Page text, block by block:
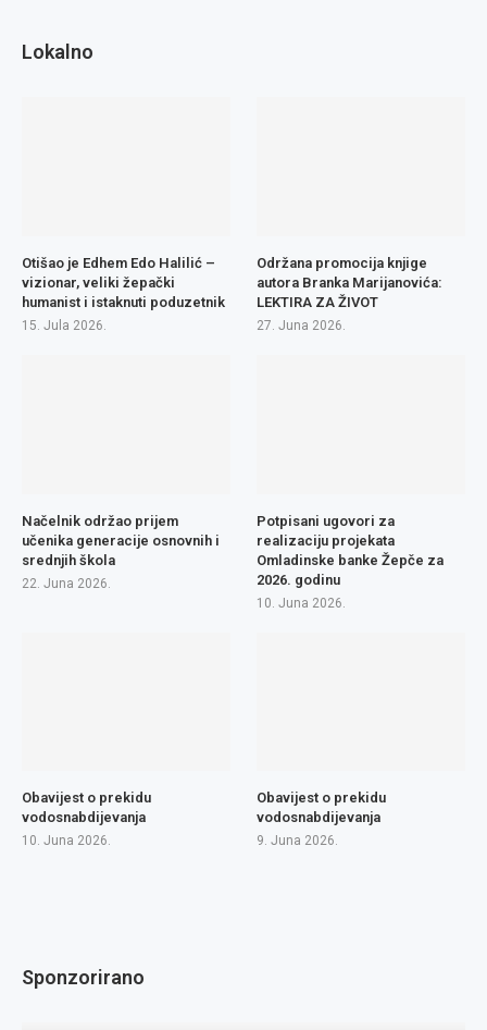
Lokalno
Otišao je Edhem Edo Halilić –
vizionar, veliki žepački
humanist i istaknuti poduzetnik
15. Jula 2026.
Održana promocija knjige
autora Branka Marijanovića:
LEKTIRA ZA ŽIVOT
27. Juna 2026.
Načelnik održao prijem
učenika generacije osnovnih i
srednjih škola
22. Juna 2026.
Potpisani ugovori za
realizaciju projekata
Omladinske banke Žepče za
2026. godinu
10. Juna 2026.
Obavijest o prekidu
vodosnabdijevanja
10. Juna 2026.
Obavijest o prekidu
vodosnabdijevanja
9. Juna 2026.
Sponzorirano